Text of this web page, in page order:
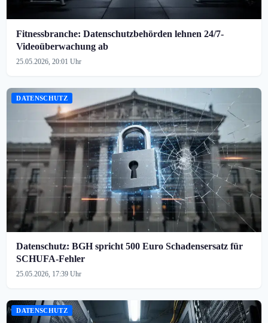
Fitnessbranche: Datenschutzbehörden lehnen 24/7-
Videoüberwachung ab
25.05.2026, 20:01 Uhr
DATENSCHUTZ
Datenschutz: BGH spricht 500 Euro Schadensersatz für
SCHUFA-Fehler
25.05.2026, 17:39 Uhr
DATENSCHUTZ